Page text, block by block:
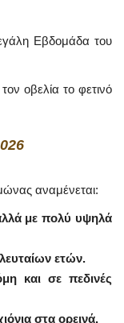
Εβδομάδα του
οβελία το φετινό
αναμένεται:
με πολύ υψηλά
ετών.
και σε πεδινές
στα ορεινά.